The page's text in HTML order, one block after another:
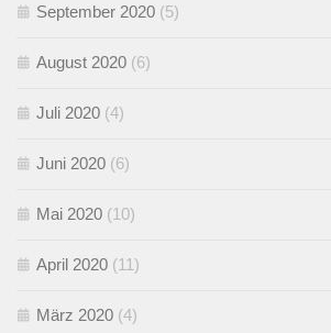
September 2020 (5)
August 2020 (6)
Juli 2020 (4)
Juni 2020 (6)
Mai 2020 (10)
April 2020 (11)
März 2020 (4)